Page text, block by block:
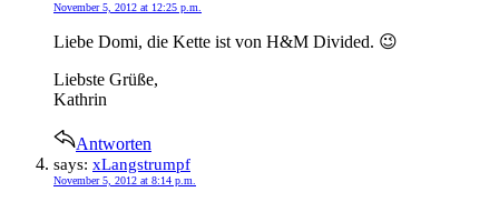
November 5, 2012 at 12:25 p.m.
Liebe Domi, die Kette ist von H&M Divided. 😉
Liebste Grüße,
Kathrin
Antworten
says: xLangstrumpf
November 5, 2012 at 8:14 p.m.